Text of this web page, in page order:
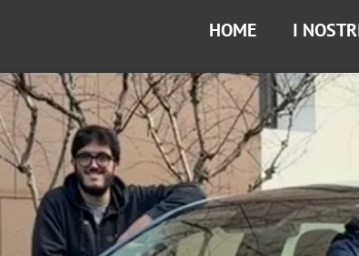
HOME I